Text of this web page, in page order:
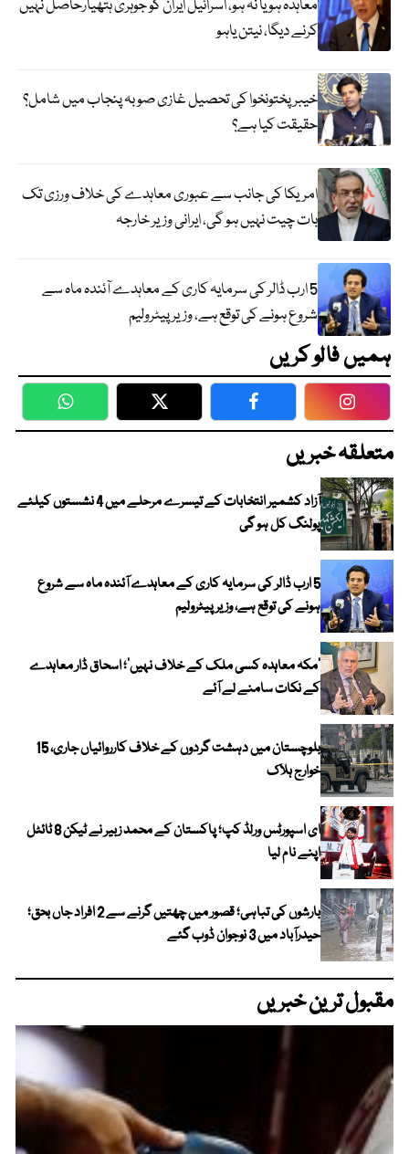
معاہدہ ہو یا نہ ہو، اسرائیل ایران کو جوہری ہتھیارحاصل نہیں
کرنے دیگا، نیتن یاہو
خیبر پختونخوا کی تحصیل غازی صوبہ پنجاب میں شامل؟
حقیقت کیا ہے؟
امریکا کی جانب سے عبوری معاہدے کی خلاف ورزی تک
بات چیت نہیں ہو گی، ایرانی وزیر خارجہ
5 ارب ڈالر کی سرمایہ کاری کے معاہدے آئندہ ماہ سے
شروع ہونے کی توقع ہے، وزیر پیٹرولیم
ہمیں فالو کریں
WhatsApp Twitter Facebook
متعلقہ خبریں
آزاد کشمیر انتخابات کے تیسرے مرحلے میں 4 نشستوں کیلئے
پولنگ کل ہو گی
5 ارب ڈالر کی سرمایہ کاری کے معاہدے آئندہ ماہ سے شروع
ہونے کی توقع ہے، وزیر پیٹرولیم
‘مکہ معاہدہ کسی ملک کے خلاف نہیں’؛ اسحاق ڈار معاہدے
کے نکات سامنے لے آئے
بلوچستان میں دہشت گردوں کے خلاف کارروائیاں جاری، 15
خوارج ہلاک
ای اسپورٹس ورلڈ کپ؛ پاکستان کے محمد زبیر نے ٹیکن 8 ٹائٹل
اپنے نام لیا
بارشوں کی تباہی؛ قصور میں چھتیں گرنے سے 2 افراد جاں بحق؛
حیدرآباد میں 3 نوجوان ڈوب گئے
مقبول ترین خبریں